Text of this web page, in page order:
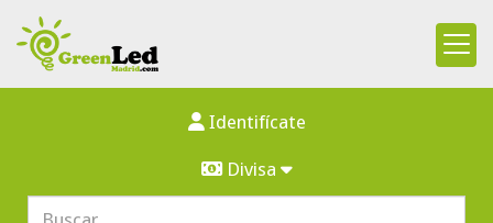
Identifícate
Divisa